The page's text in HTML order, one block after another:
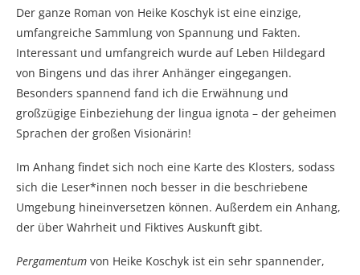
Der ganze Roman von Heike Koschyk ist eine einzige,
umfangreiche Sammlung von Spannung und Fakten.
Interessant und umfangreich wurde auf Leben Hildegard
von Bingens und das ihrer Anhänger eingegangen.
Besonders spannend fand ich die Erwähnung und
großzügige Einbeziehung der lingua ignota – der geheimen
Sprachen der großen Visionärin!
Im Anhang findet sich noch eine Karte des Klosters, sodass
sich die Leser*innen noch besser in die beschriebene
Umgebung hineinversetzen können. Außerdem ein Anhang,
der über Wahrheit und Fiktives Auskunft gibt.
Pergamentum von Heike Koschyk ist ein sehr spannender,